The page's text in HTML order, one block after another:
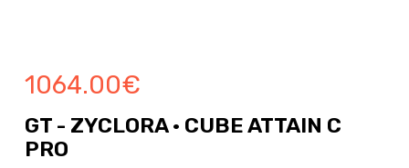
1064.00€
GT - ZYCLORA · CUBE ATTAIN C
PRO